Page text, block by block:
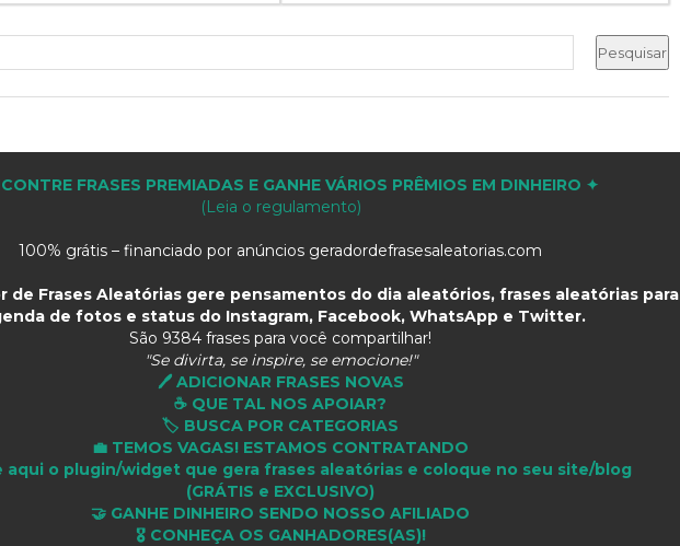
FRASES PREMIADAS E GANHE VÁRIOS PRÊMIOS EM DINHEIRO ✦
(Leia o regulamento)
100% grátis – financiado por anúncios geradordefrasesaleatorias.com
de Frases Aleatórias gere pensamentos do dia aleatórios, frases aleatórias para
de fotos e status do Instagram, Facebook, WhatsApp e Twitter.
São 9384 frases para você compartilhar!
"Se divirta, se inspire, se emocione!"
🖊️ ADICIONAR FRASES NOVAS
☕ QUE TAL NOS APOIAR?
🏷️ BUSCA POR CATEGORIAS
💼 TEMOS VAGAS! ESTAMOS CONTRATANDO
aqui o plugin/widget que gera frases aleatórias e coloque no seu site/blog
(GRÁTIS e EXCLUSIVO)
🤝 GANHE DINHEIRO SENDO NOSSO AFILIADO
🎖 CONHEÇA OS GANHADORES(AS)!